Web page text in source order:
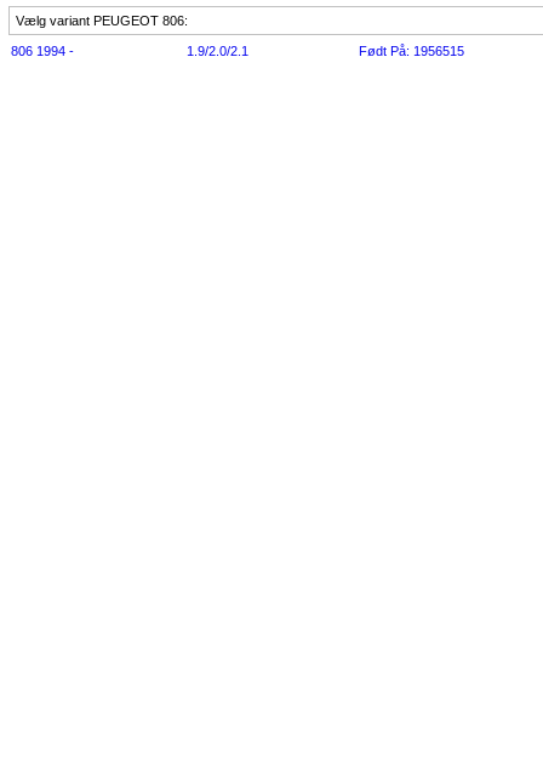
Vælg variant PEUGEOT 806:
806 1994 - 1.9/2.0/2.1 Født På: 1956515